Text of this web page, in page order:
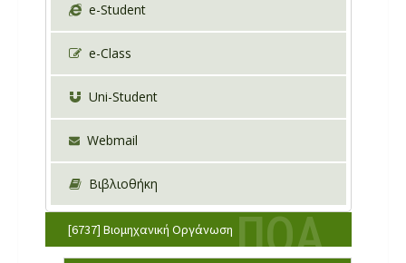
[6737] Βιομηχανική Οργάνωση
e-Student
e-Class
Uni-Student
Webmail
Βιβλιοθήκη